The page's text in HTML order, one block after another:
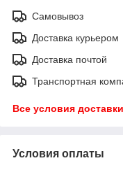
Самовывоз
Доставка курьером
Доставка почтой
Транспортная
Все условия доставки
Условия оплаты